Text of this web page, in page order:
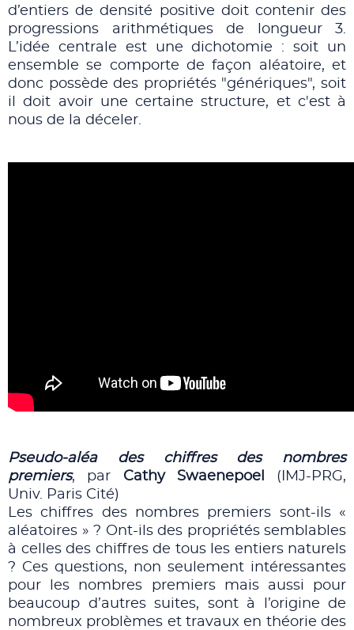
d’entiers de densité positive doit contenir des
progressions arithmétiques de longueur 3.
L’idée centrale est une dichotomie : soit un
ensemble se comporte de façon aléatoire, et
donc possède des propriétés "génériques", soit
il doit avoir une certaine structure, et c'est à
nous de la déceler.
Pseudo-aléa des chiffres des nombres
premiers, par Cathy Swaenepoel
(IMJ-PRG,
Univ. Paris Cité)
Les chiffres des nombres premiers sont-ils «
aléatoires » ? Ont-ils des propriétés semblables
à celles des chiffres de tous les entiers naturels
? Ces questions, non seulement intéressantes
pour les nombres premiers mais aussi pour
beaucoup d’autres suites, sont à l’origine de
nombreux problèmes et travaux en théorie des